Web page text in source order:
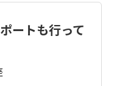
ートも行って